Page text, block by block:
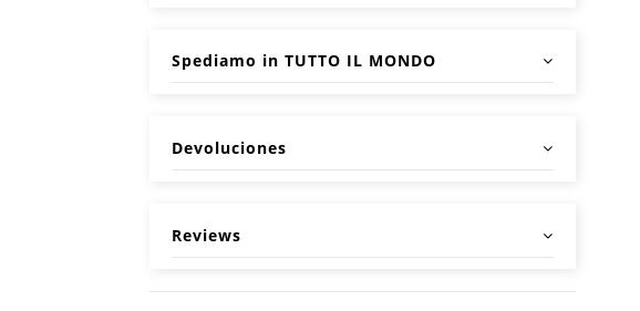
Spediamo in TUTTO IL MONDO
Devoluciones
Reviews